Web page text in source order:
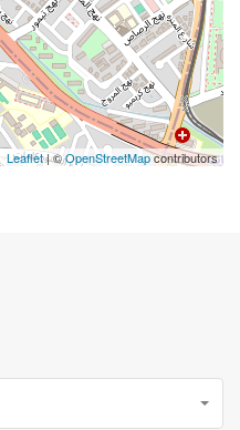
Leaflet| ©OpenStreetMapcontributors